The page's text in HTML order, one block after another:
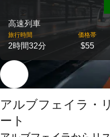
高速列車
旅行時間
2時間32分
価格帯
$55
アルブフェイラ・
ート